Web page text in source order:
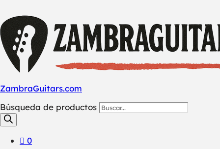
ZambraGuitars.com
Búsqueda de productos
0